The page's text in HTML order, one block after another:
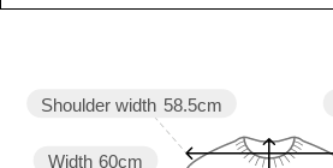
Width 60cm
Shoulder width 58.5cm